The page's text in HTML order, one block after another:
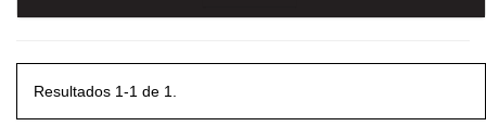
Resultados 1-1 de 1.